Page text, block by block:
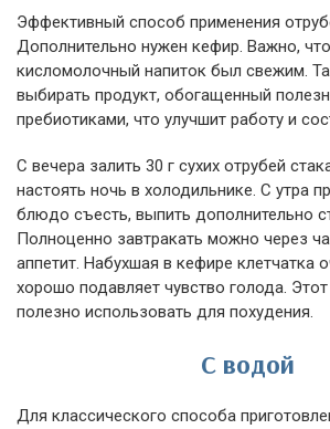
Эффективный способ применения
Дополнительно нужен кефир. Важно,
кисломолочный напиток был свежим.
выбирать продукт, обогащенный
пребиотиками, что улучшит работу и
С вечера залить 30 г сухих отрубей
настоять ночь в холодильнике. С утра
блюдо съесть, выпить дополнительно
Полноценно завтракать можно через
аппетит. Набухшая в кефире клетчатка
хорошо подавляет чувство голода.
полезно использовать для похудения.
С водой
Для классического способа